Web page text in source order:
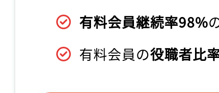
有料会員継続率98%
有料会員の役職者比